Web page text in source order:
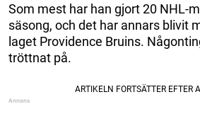
Som mest har han gjort 20 NHL-
säsong, och det har annars blivit
laget Providence Bruins.
tröttnat på.